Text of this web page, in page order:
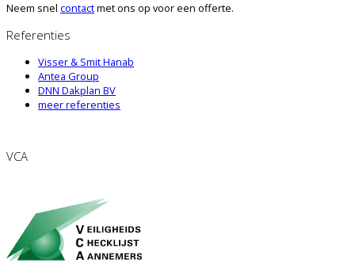
Neem snel contactmet ons op voor een offerte.
Referenties
Visser & Smit Hanab
Antea Group
DNN Dakplan BV
meer referenties
VCA